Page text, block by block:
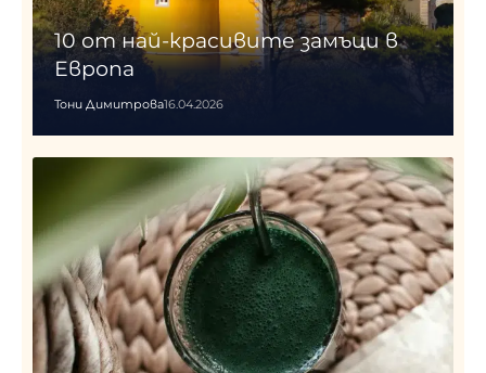
10 от най-красивите замъци в
Европа
Тони Димитрова16.04.2026